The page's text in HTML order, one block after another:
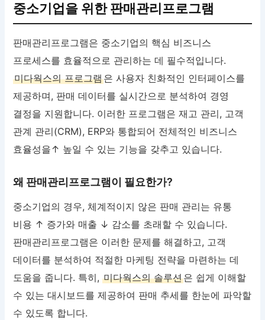
중소기업을 위한 판매관리프로그램
판매관리프로그램은 중소기업의 핵심 비즈니스
프로세스를 효율적으로 관리하는 데 필수적입니다.
미다웍스의 프로그램은 사용자 친화적인 인터페이스를
제공하며, 판매 데이터를 실시간으로 분석하여 경영
결정을 지원합니다. 이러한 프로그램은 재고 관리, 고객
관계 관리(CRM), ERP와 통합되어 전체적인 비즈니스
효율성을↑ 높일 수 있는 기능을 갖추고 있습니다.
왜 판매관리프로그램이 필요한가?
중소기업의 경우, 체계적이지 않은 판매 관리는 유통
비용 ↑ 증가와 매출 ↓ 감소를 초래할 수 있습니다.
판매관리프로그램은 이러한 문제를 해결하고, 고객
데이터를 분석하여 적절한 마케팅 전략을 마련하는 데
도움을 줍니다. 특히,미다웍스의 솔루션은 쉽게 이해할
수 있는 대시보드를 제공하여 판매 추세를 한눈에 파악할
수 있도록 합니다.